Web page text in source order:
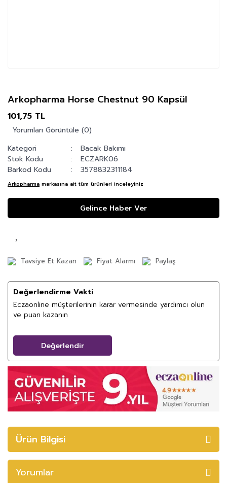
Arkopharma Horse Chestnut 90 Kapsül
101,75 TL
Yorumları Görüntüle (0)
Kategori
Bacak Bakımı
Stok Kodu
ECZARK06
Barkod Kodu
3578832311184
Arkopharma markasına ait tüm ürünleri inceleyiniz
Gelince Haber Ver
Tavsiye Et Kazan Fiyat Alarmı Paylaş
Değerlendirme Vakti
Eczaonline müşterilerinin karar vermesinde yardımcı olun
ve puan kazanın
Değerlendir
Ürün Bilgisi
Yorumlar